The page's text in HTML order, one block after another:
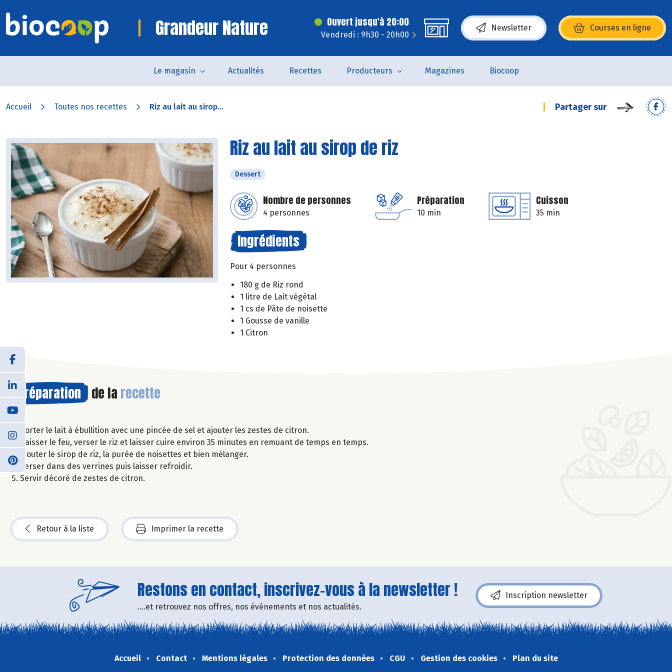
Grandeur Nature Ouvert jusqu'à 20:00
Vendredi : 9h30 - 20h00
Newsletter Courses en ligne
(s’ouvre dans une nouvelle fenêtre)
Le magasin Actualités Recettes Producteurs Magazines Biocoop
Accueil Toutes nos recettes Riz au lait au sirop... Partager sur
Riz au lait au sirop de riz
Dessert
Nombre de personnes
4 personnes
Préparation
10 min
Cuisson
35 min
Ingrédients
Pour 4 personnes
180 g de Riz rond
1 litre de Lait végétal
1 cs de Pâte de noisette
1 Gousse de vanille
1 Citron
Préparation de la recette
Porter le lait à ébullition avec une pincée de sel et ajouter les zestes de citron.
Baisser le feu, verser le riz et laisser cuire environ 35 minutes en remuant de temps en temps.
Ajouter le sirop de riz, la purée de noisettes et bien mélanger.
Verser dans des verrines puis laisser refroidir.
Servir décoré de zestes de citron.
Retour à la liste Imprimer la recette
Restons en contact, inscrivez-vous à la newsletter !
....et retrouvez nos offres, nos événements et nos actualités.
Inscription newsletter
Accueil Contact Mentions légales Protection des données CGU Gestion des cookies Plan du site